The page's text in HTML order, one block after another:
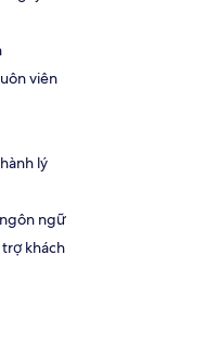
viên
lý
ngữ
khách